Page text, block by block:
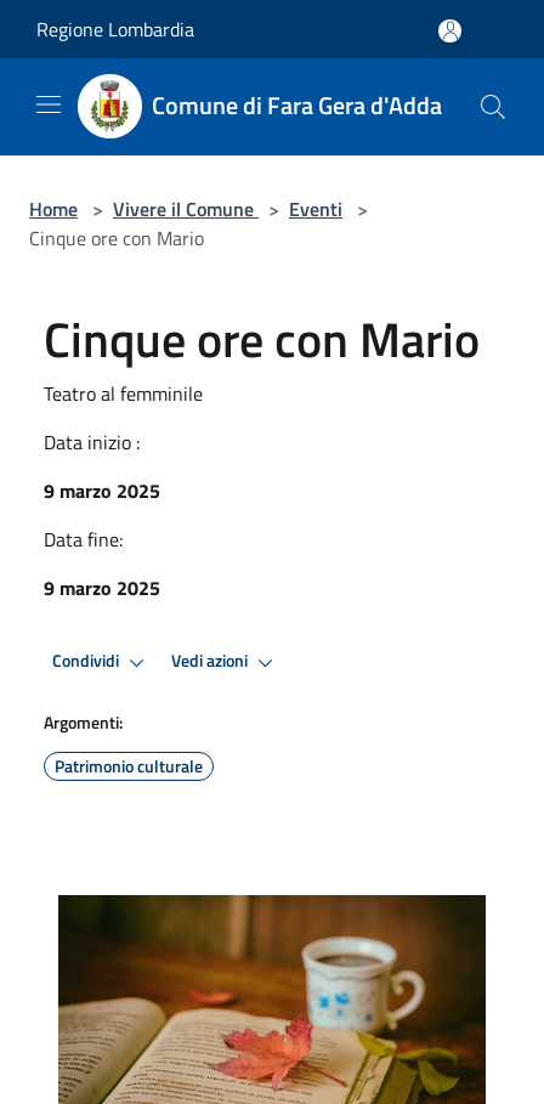
Regione Lombardia
Comune di Fara Gera d'Adda
Home > Vivere il Comune > Eventi >
Cinque ore con Mario
Cinque ore con Mario
Teatro al femminile
Data inizio :
9 marzo 2025
Data fine:
9 marzo 2025
Condividi Vedi azioni
Argomenti:
Patrimonio culturale